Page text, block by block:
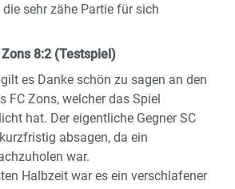
sehr zähe Partie für sich
8:2 (Testspiel)
es Danke schön zu sagen an den
FC Zons, welcher das Spiel
hat. Der eigentliche Gegner SC
absagen, da ein
war.
Halbzeit war es ein verschlafener